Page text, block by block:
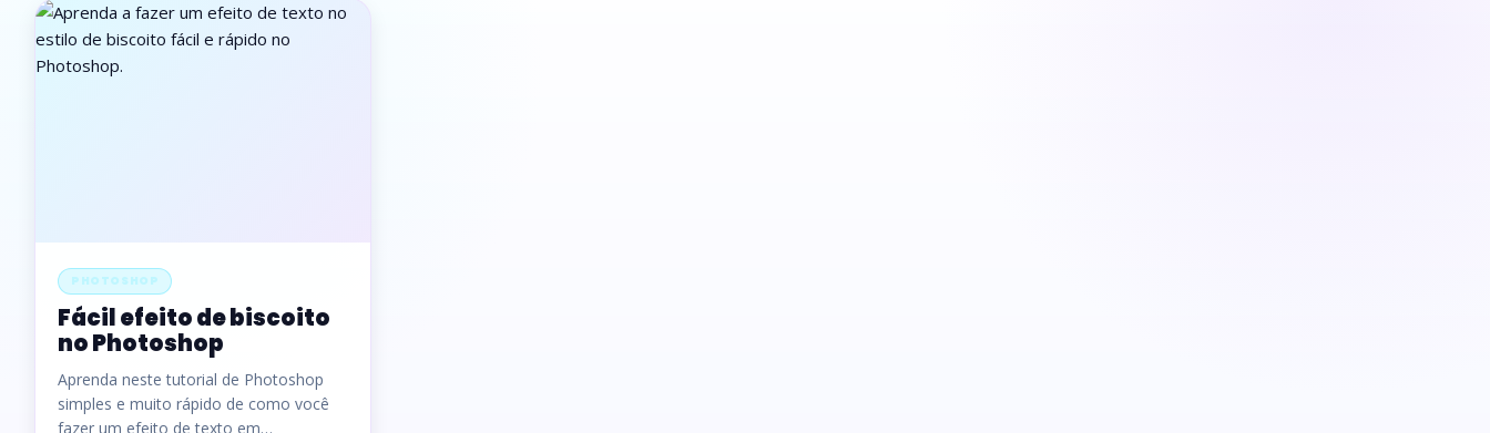
PHOTOSHOP
Fácil efeito de biscoito
no Photoshop
Aprenda neste tutorial de Photoshop
simples e muito rápido de como você
fazer um efeito de texto em…